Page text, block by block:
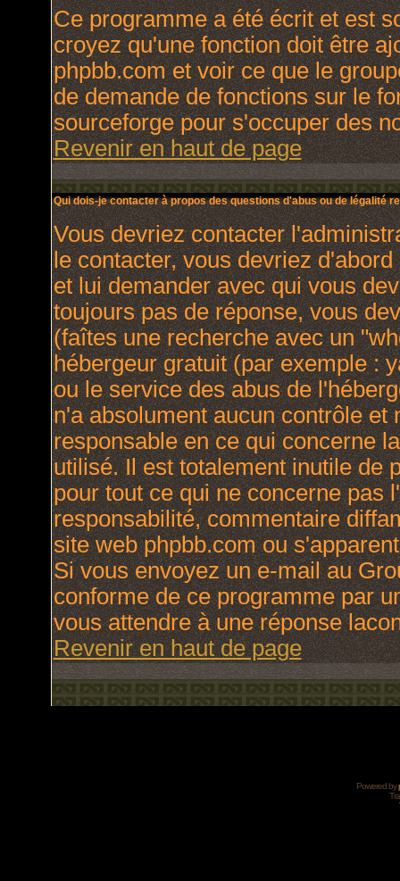
Ce programme a été écrit et est
croyez qu'une fonction doit être
phpbb.com et voir ce que le
de demande de fonctions sur le
sourceforge pour s'occuper des
Revenir en haut de page
Qui dois-je contacter à propos des questions d'abus ou de légalité
Vous devriez contacter
le contacter, vous devriez
et lui demander avec qui vous
toujours pas de réponse, vous
(faîtes une recherche avec un
hébergeur gratuit (par exemple :
ou le service des abus de
n'a absolument aucun contrôle et
responsable en ce qui concerne
utilisé. Il est totalement inutile de
pour tout ce qui ne concerne pas
responsabilité, commentaire
site web phpbb.com ou
Si vous envoyez un e-mail au
conforme de ce programme par
vous attendre à une réponse
Revenir en haut de page
Powered by